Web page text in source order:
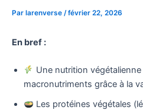
Par larenverse /février 22, 2026
En bref :
Une nutrition
macronutriments grâce à la
Les protéines végétales